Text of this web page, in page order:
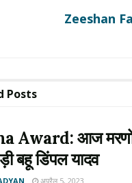
Zeeshan
Posts
Award: आज
बहू डिंपल यादव
अप्रैल 5, 2023